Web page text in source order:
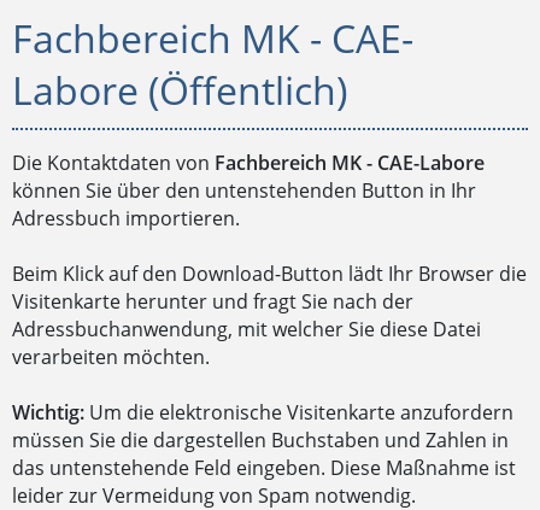
Fachbereich MK - CAE-
Labore (Öffentlich)
Die Kontaktdaten von Fachbereich MK - CAE-Labore
können Sie über den untenstehenden Button in Ihr
Adressbuch importieren.
Beim Klick auf den Download-Button lädt Ihr Browser die
Visitenkarte herunter und fragt Sie nach der
Adressbuchanwendung, mit welcher Sie diese Datei
verarbeiten möchten.
Wichtig: Um die elektronische Visitenkarte anzufordern
müssen Sie die dargestellen Buchstaben und Zahlen in
das untenstehende Feld eingeben. Diese Maßnahme ist
leider zur Vermeidung von Spam notwendig.